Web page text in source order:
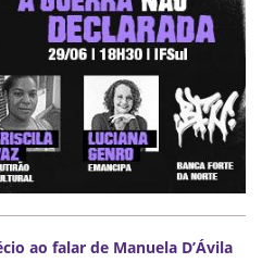
ao falar de Manuela D’Ávila